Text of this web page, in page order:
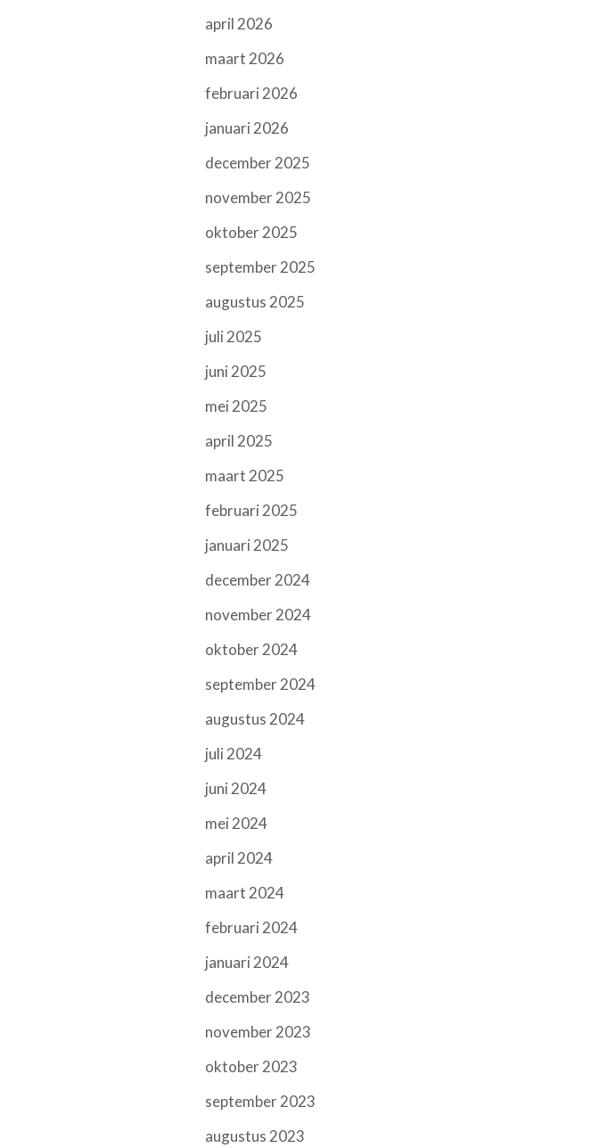
april 2026
maart 2026
februari 2026
januari 2026
december 2025
november 2025
oktober 2025
september 2025
augustus 2025
juli 2025
juni 2025
mei 2025
april 2025
maart 2025
februari 2025
januari 2025
december 2024
november 2024
oktober 2024
september 2024
augustus 2024
juli 2024
juni 2024
mei 2024
april 2024
maart 2024
februari 2024
januari 2024
december 2023
november 2023
oktober 2023
september 2023
augustus 2023